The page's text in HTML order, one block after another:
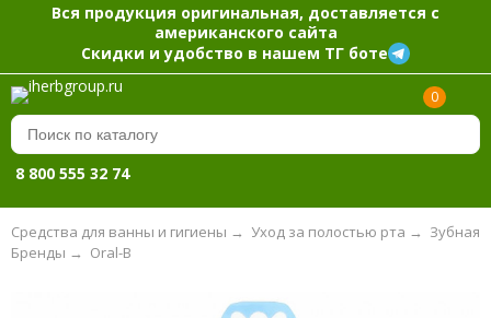
Вся продукция оригинальная, доставляется с
американского сайта
Скидки и удобство в нашем ТГ боте
0
8 800 555 32 74
Средства для ванны и гигиены → Уход за полостью рта → Зубная
Oral-B
Бренды →